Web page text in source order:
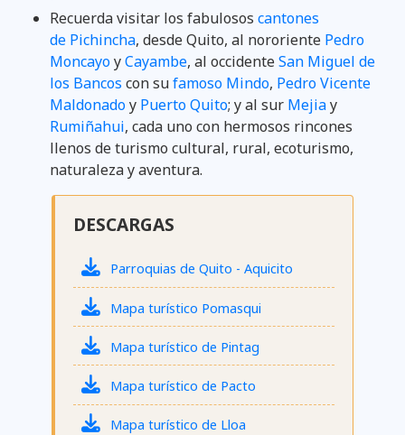
Recuerda visitar los fabulosos cantones
de Pichincha, desde Quito, al nororiente Pedro
MoncayoyCayambe, al occidenteSan Miguel de
los Bancos con sufamoso Mindo, Pedro Vicente
Maldonadoy Puerto Quito; y al sur Mejiay
Rumiñahui, cada uno con hermosos rincones
llenos de turismo cultural, rural, ecoturismo,
naturaleza y aventura.
DESCARGAS
Parroquias de Quito - Aquicito
Mapa turístico Pomasqui
Mapa turístico de Pintag
Mapa turístico de Pacto
Mapa turístico de Lloa